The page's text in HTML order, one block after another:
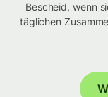
Bescheid, wenn
täglichen